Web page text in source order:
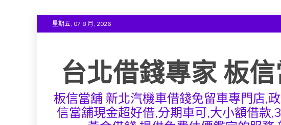
to
星期五, 07 8 月, 2026
台北借錢專家 板
板信當舖 新北汽機車借錢免留車專門店,
信當舖現金超好借,分期車可,大小額借款